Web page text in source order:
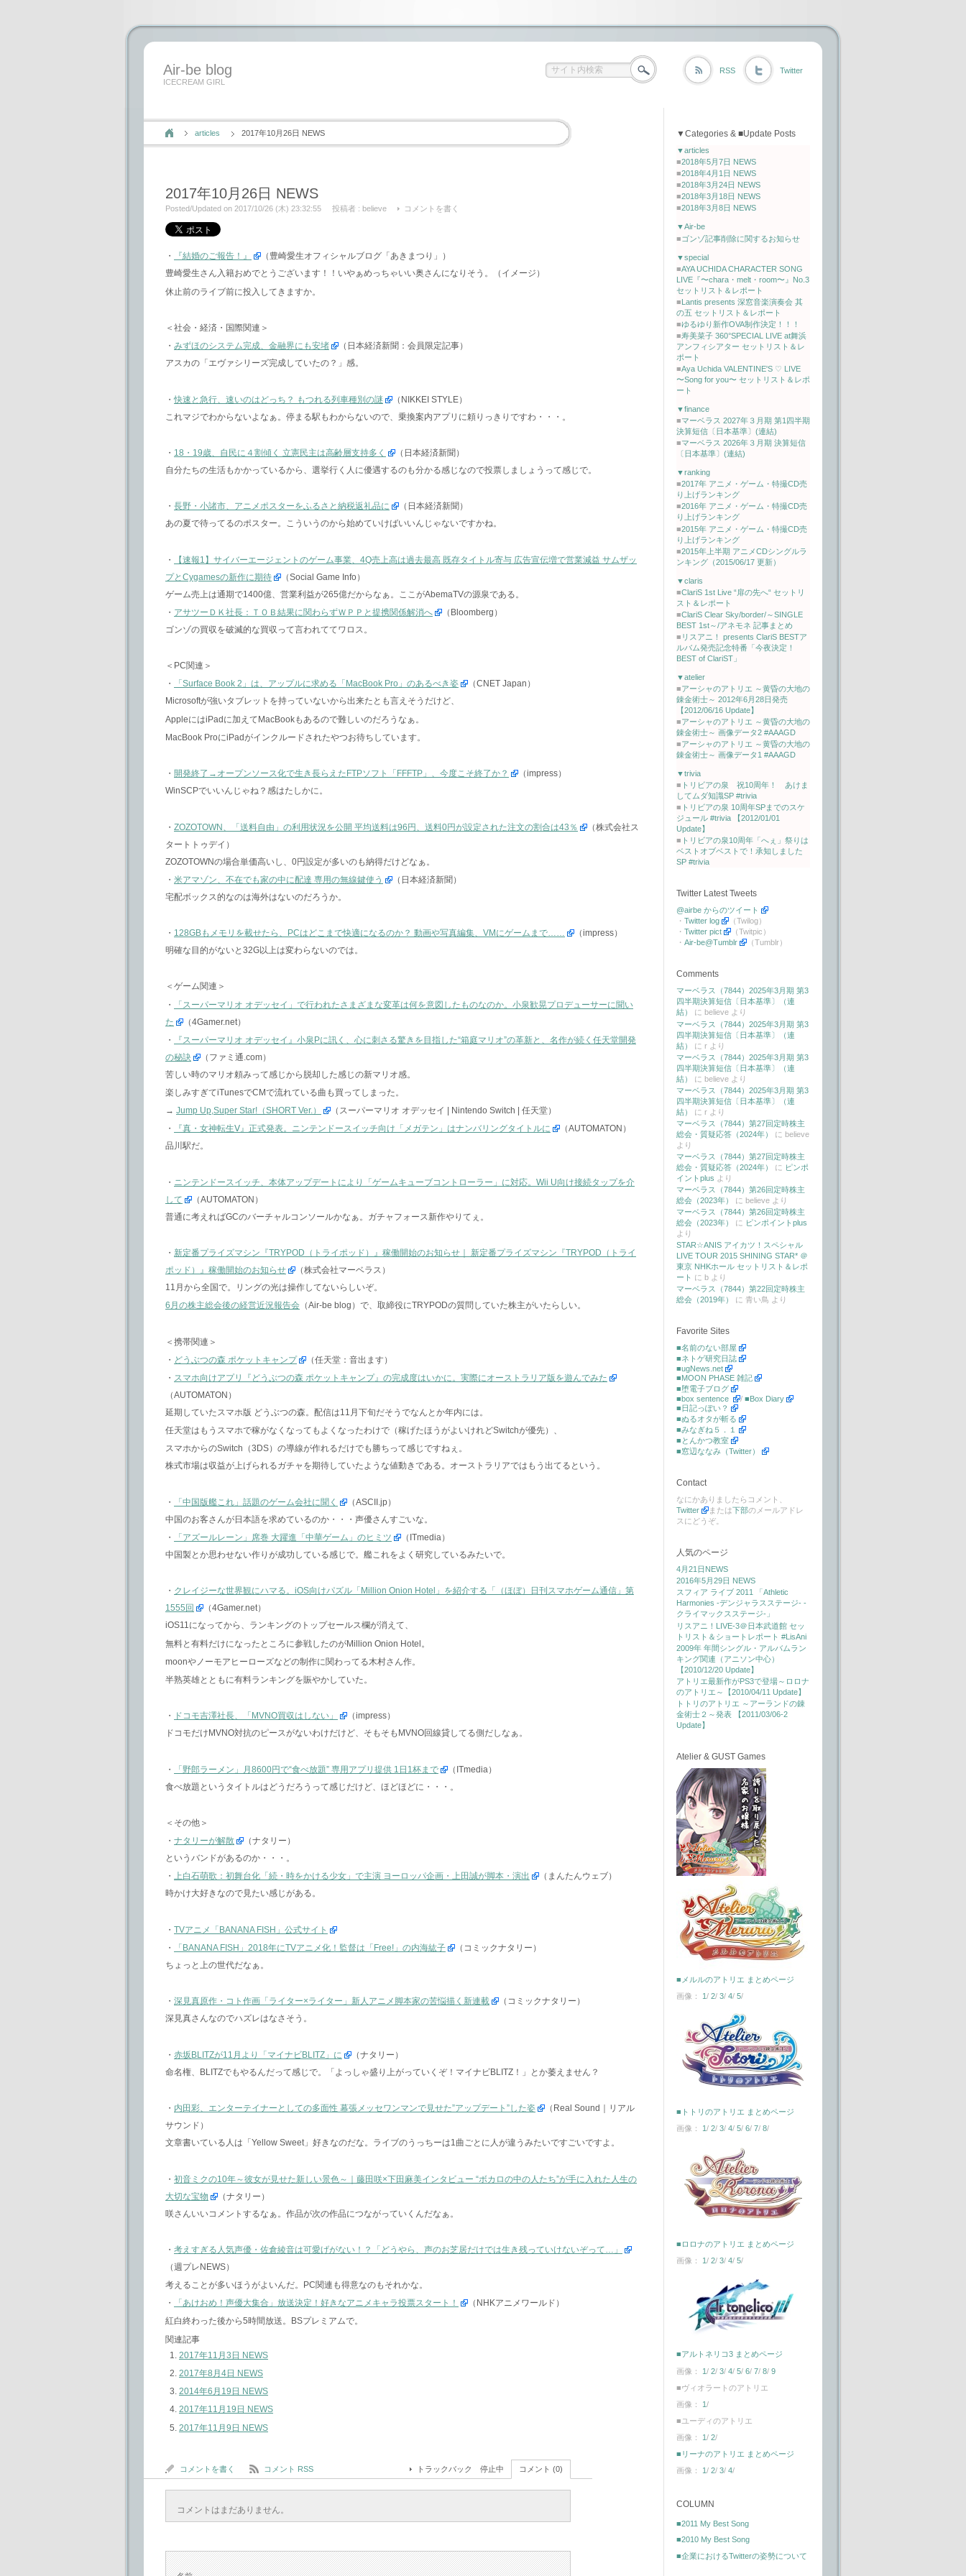
Air-be blog
ICECREAM GIRL
RSS Twitter
articles 2017年10月26日 NEWS
2017年10月26日 NEWS
Posted/Updated on 2017/10/26 (木) 23:32:55 投稿者 : believe コメントを書く
・ 『結婚のご報告！』
（豊崎愛生オフィシャルブログ「あきまつり」）
豊崎愛生さん入籍おめでとうございます！！いやぁめっちゃいい奥さんになりそう。（イメージ）
休止前のライブ前に投入してきますか。
＜社会・経済・国際関連＞
・ みずほのシステム完成、金融界にも安堵
（日本経済新聞：会員限定記事）
アスカの「エヴァシリーズ完成していたの？」感。
・快速と急行、速いのはどっち？ もつれる列車種別の謎
（NIKKEI STYLE）
これマジでわからないよなぁ。停まる駅もわからないので、乗換案内アプリに頼りっきりですわ・・・。
・ 18・19歳、自民に４割傾く 立憲民主は高齢層支持多く
（日本経済新聞）
自分たちの生活もかかっているから、選挙行く人に優遇するのも分かる感じなので投票しましょうって感じで。
・ 長野・小諸市、アニメポスターをふるさと納税返礼品に
（日本経済新聞）
あの夏で待ってるのポスター。こういうのから始めていけばいいんじゃないですかね。
・​
【速報1】サイバーエージェントのゲーム事業、4Q売上高は過去最高 既存タイトル寄与 広告宣伝増で営業減益 サムザッ
プとCygamesの新作に期待
（Social Game Info）
ゲーム売上は通期で1400億、営業利益が265億だからなぁ。ここがAbemaTVの源泉である。
・ アサツーＤＫ社長：ＴＯＢ結果に関わらずＷＰＰと提携関係解消へ
（Bloomberg）
ゴンゾの買収を破滅的な買収って言われててワロス。
＜PC関連＞
・
「Surface Book 2」は、アップルに求める「MacBook Pro」のあるべき姿
（CNET Japan）
Microsoftが強いタブレットを持っていないから出来たとも言えそうだけど、
AppleにはiPadに加えてMacBookもあるので難しいのだろうなぁ。
MacBook ProにiPadがインクルードされたやつお待ちしています。
・ 開発終了→オープンソース化で生き長らえたFTPソフト「FFFTP」、今度こそ終了か？
（impress）
WinSCPでいいんじゃね？感はたしかに。
・ ZOZOTOWN、「送料自由」の利用状況を公開 平均送料は96円、送料0円が設定された注文の割合は43％
（株式会社ス
タートトゥデイ）
ZOZOTOWNの場合単価高いし、0円設定が多いのも納得だけどなぁ。
・ 米アマゾン、不在でも家の中に配達 専用の無線鍵使う
（日本経済新聞）
宅配ボックス的なのは海外はないのだろうか。
・ 128GBもメモリを載せたら、PCはどこまで快適になるのか？ 動画や写真編集、VMにゲームまで……
（impress）
明確な目的がないと32G以上は変わらないのでは。
＜ゲーム関連＞
・
「スーパーマリオ オデッセイ」で行われたさまざまな変革は何を意図したものなのか。小泉歓晃プロデューサーに聞い
た
（4Gamer.net）
・
『スーパーマリオ オデッセイ』小泉Pに訊く、心に刺さる驚きを目指した“箱庭マリオ”の革新と、名作が続く任天堂開発
の秘訣
（ファミ通.com）
苦しい時のマリオ頼みって感じから脱却した感じの新マリオ感。
楽しみすぎてiTunesでCMで流れている曲も買ってしまった。
→ Jump Up,Super Star!（SHORT Ver.）
（スーパーマリオ オデッセイ | Nintendo Switch | 任天堂）
・
『真・女神転生Ⅴ』正式発表。ニンテンドースイッチ向け「メガテン」はナンバリングタイトルに
（AUTOMATON）
品川駅だ。
・ ニンテンドースイッチ、本体アップデートにより「ゲームキューブコントローラー」に対応。Wii U向け接続タップを介
して
（AUTOMATON）
普通に考えればGCのバーチャルコンソールかなぁ。ガチャフォース新作やりてぇ。
・ 新定番プライズマシン『TRYPOD（トライポッド）』稼働開始のお知らせ｜ 新定番プライズマシン『TRYPOD（トライ
ポッド）』稼働開始のお知らせ
（株式会社マーベラス）
11月から全国で。リングの光は操作してないらしいぞ。
6月の株主総会後の経営近況報告会 （Air-be blog）で、取締役にTRYPODの質問していた株主がいたらしい。
＜携帯関連＞
・ どうぶつの森 ポケットキャンプ
（任天堂：音出ます）
・ スマホ向けアプリ『どうぶつの森 ポケットキャンプ』の完成度はいかに。実際にオーストラリア版を遊んでみた
（AUTOMATON）
延期していたスマホ版 どうぶつの森。配信は11月下旬だそうでなんとか年内には。
任天堂はもうスマホで稼がなくなってもよくなったわけで（稼げたほうがよいけれどSwitchが優先）、
スマホからのSwitch（3DS）の導線が作れるだけでも勝ちって感じですねぇ。
株式市場は収益が上げられるガチャを期待していたような値動きである。オーストラリアではもう出てるという。
・ 「中国版艦これ」話題のゲーム会社に聞く
（ASCII.jp）
中国のお客さんが日本語を求めているのか・・・声優さんすごいな。
・
「アズールレーン」席巻 大躍進「中華ゲーム」のヒミツ
（ITmedia）
中国製とか思わせない作りが成功している感じで。艦これをよく研究しているみたいで。
・ クレイジーな世界観にハマる。iOS向けパズル「Million Onion Hotel」を紹介する「（ほぼ）日刊スマホゲーム通信」第
1555回
（4Gamer.net）
iOS11になってから、ランキングのトップセールス欄が消えて、
無料と有料だけになったところに参戦したのがMillion Onion Hotel。
moonやノーモアヒーローズなどの制作に関わってる木村さん作。
半熟英雄とともに有料ランキングを賑やかしていた。
・ ドコモ吉澤社長、「MVNO買収はしない」
（impress）
ドコモだけMVNO対抗のピースがないわけだけど、そもそもMVNO回線貸してる側だしなぁ。
・ 「野郎ラーメン」月8600円で“食べ放題” 専用アプリ提供 1日1杯まで
（ITmedia）
食べ放題というタイトルはどうだろうって感じだけど、ほどほどに・・・。
＜その他＞
・ ナタリーが解散
（ナタリー）
というバンドがあるのか・・・。
・ 上白石萌歌：初舞台化「続・時をかける少女」で主演 ヨーロッパ企画・上田誠が脚本・演出
（まんたんウェブ）
時かけ大好きなので見たい感じがある。
・ TVアニメ「BANANA FISH」公式サイト
・
「BANANA FISH」2018年にTVアニメ化！監督は「Free!」の内海紘子
（コミックナタリー）
ちょっと上の世代だなぁ。
・ 深見真原作・コト作画「ライター×ライター」新人アニメ脚本家の苦悩描く新連載
（コミックナタリー）
深見真さんなのでハズレはなさそう。
・ 赤坂BLITZが11月より「マイナビBLITZ」に
（ナタリー）
命名権、BLITZでもやるんだって感じで。「よっしゃ盛り上がっていくぞ！マイナビBLITZ！」とか萎えません？
・ 内田彩、エンターテイナーとしての多面性 幕張メッセワンマンで見せた”アップデート”した姿
（Real Sound｜リアル
サウンド）
文章書いている人は「Yellow Sweet」好きなのだな。ライブのうっちーは1曲ごとに人が違うみたいですごいですよ。
・ 初音ミクの10年～彼女が見せた新しい景色～｜藤田咲×下田麻美インタビュー “ボカロの中の人たち”が手に入れた人生の
大切な宝物
（ナタリー）
咲さんいいコメントするなぁ。作品が次の作品につながっていくんだなぁ。
・ 考えすぎる人気声優・佐倉綾音は可愛げがない！？「どうやら、声のお芝居だけでは生き残っていけないぞって…」
（週プレNEWS）
考えることが多いほうがよいんだ。PC関連も得意なのもそれかな。
・
「あけおめ！声優大集合」放送決定！好きなアニメキャラ投票スタート！
（NHKアニメワールド）
紅白終わった後から5時間放送。BSプレミアムで。
関連記事
2017年11月3日 NEWS
2017年8月4日 NEWS
2014年6月19日 NEWS
2017年11月19日 NEWS
2017年11月9日 NEWS
コメントを書く コメント RSS トラックバック 停止中 コメント (0)
コメントはまだありません。
▼Categories & ■Update Posts
▼articles
■2018年5月7日 NEWS
■2018年4月1日 NEWS
■2018年3月24日 NEWS
■2018年3月18日 NEWS
■2018年3月8日 NEWS
▼Air-be
■ゴンゾ記事削除に関するお知らせ
▼special
■AYA UCHIDA CHARACTER SONG
LIVE『〜chara・melt・room〜』No.3
セットリスト＆レポート
■Lantis presents 深窓音楽演奏会 其
の五 セットリスト＆レポート
■ゆるゆり新作OVA制作決定！！！
■寿美菜子 360°SPECIAL LIVE at舞浜
アンフィシアター セットリスト＆レ
ポート
■Aya Uchida VALENTINE'S ♡ LIVE
〜Song for you〜 セットリスト＆レポ
ート
▼finance
■マーベラス 2027年３月期 第1四半期
決算短信〔日本基準〕(連結)
■マーベラス 2026年３月期 決算短信
〔日本基準〕(連結)
▼ranking
■2017年 アニメ・ゲーム・特撮CD売
り上げランキング
■2016年 アニメ・ゲーム・特撮CD売
り上げランキング
■2015年 アニメ・ゲーム・特撮CD売
り上げランキング
■2015年上半期 アニメCDシングルラ
ンキング（2015/06/17 更新）
▼claris
■ClariS 1st Live “扉の先へ“ セットリ
スト＆レポート
■ClariS Clear Sky/border/～SINGLE
BEST 1st～/アネモネ 記事まとめ
■ リスアニ！ presents ClariS BESTア
ルバム発売記念特番「今夜決定！
BEST of ClariST」
▼atelier
■アーシャのアトリエ ～黄昏の大地の
錬金術士～ 2012年6月28日発売
【2012/06/16 Update】
■アーシャのアトリエ ～黄昏の大地の
錬金術士～ 画像データ2 #AAAGD
■アーシャのアトリエ ～黄昏の大地の
錬金術士～ 画像データ1 #AAAGD
▼trivia
■ トリビアの泉 祝10周年！ あけま
してムダ知識SP #trivia
■ トリビアの泉 10周年SPまでのスケ
ジュール #trivia 【2012/01/01
Update】
■ トリビアの泉10周年「へぇ」祭りは
ベストオブベストで！承知しました
SP #trivia
Twitter Latest Tweets
@airbe からのツイート
・ Twitter log
（Twilog）
・ Twitter pict
（Twitpic）
・ Air-be@Tumblr （Tumblr）
Comments
マーベラス（7844）2025年3月期 第3
四半期決算短信〔日本基準〕（連
結）
に believe より
マーベラス（7844）2025年3月期 第3
四半期決算短信〔日本基準〕（連
結）
に r より
マーベラス（7844）2025年3月期 第3
四半期決算短信〔日本基準〕（連
結）
に believe より
マーベラス（7844）2025年3月期 第3
四半期決算短信〔日本基準〕（連
結）
に r より
マーベラス（7844）第27回定時株主
総会・質疑応答（2024年）
に believe
より
マーベラス（7844）第27回定時株主
総会・質疑応答（2024年）
に ピンポ
イントplus より
マーベラス（7844）第26回定時株主
総会（2023年）
に believe より
マーベラス（7844）第26回定時株主
総会（2023年）
に ピンポイントplus
より
STAR☆ANIS アイカツ！スペシャル
LIVE TOUR 2015 SHINING STAR* ＠
東京 NHKホール セットリスト＆レポ
ート に b より
マーベラス（7844）第22回定時株主
総会（2019年）
に 青い鳥 より
Favorite Sites
■名前のない部屋
■ネトゲ研究日誌
■ugNews.net
■MOON PHASE 雑記
■堕電子ブログ
■box sentence
/ ■Box Diary
■日記っぽい？
■ぬるオタが斬る
■みなぎね５．１
■とんかつ教室
■窓辺ななみ（Twitter）
Contact
なにかありましたらコメント、
Twitter
または下部のメールアドレ
スにどうぞ。
人気のページ
4月21日NEWS
2016年5月29日 NEWS
スフィア ライブ 2011 「Athletic
Harmonies -デンジャラスステージ- -
クライマックスステージ-」
リスアニ！LIVE-3＠日本武道館 セッ
トリスト＆ショートレポート #LisAni
2009年 年間シングル・アルバムラン
キング関連（アニソン中心）
【2010/12/20 Update】
アトリエ最新作がPS3で登場～ロロナ
のアトリエ～【2010/04/11 Update】
トトリのアトリエ ～アーランドの錬
金術士２～発表 【2011/03/06-2
Update】
Atelier & GUST Games
■メルルのアトリエ まとめページ
画像： 1/ 2/ 3/ 4/ 5/
■トトリのアトリエ まとめページ
画像： 1/ 2/ 3/ 4/ 5/ 6/ 7/ 8/
■ロロナのアトリエ まとめページ
画像： 1 / 2/ 3/ 4/ 5/
■アルトネリコ3 まとめページ
画像： 1/ 2/ 3/ 4/ 5/ 6/ 7/ 8/ 9
■ヴィオラートのアトリエ
画像： 1/
■ユーディのアトリエ
画像： 1/ 2/
■リーナのアトリエ まとめページ
画像： 1/ 2/ 3/ 4/
COLUMN
■2011 My Best Song
■2010 My Best Song
■企業におけるTwitterの姿勢について